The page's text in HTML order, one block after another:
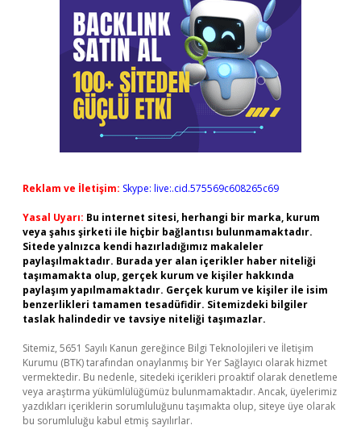
Reklam ve İletişim: Skype: live:.cid.575569c608265c69
Yasal Uyarı: Bu internet sitesi, herhangi bir marka, kurum
veya şahıs şirketi ile hiçbir bağlantısı bulunmamaktadır.
Sitede yalnızca kendi hazırladığımız makaleler
paylaşılmaktadır. Burada yer alan içerikler haber niteliği
taşımamakta olup, gerçek kurum ve kişiler hakkında
paylaşım yapılmamaktadır. Gerçek kurum ve kişiler ile isim
benzerlikleri tamamen tesadüfidir. Sitemizdeki bilgiler
taslak halindedir ve tavsiye niteliği taşımazlar.
Sitemiz, 5651 Sayılı Kanun gereğince Bilgi Teknolojileri ve İletişim
Kurumu (BTK) tarafından onaylanmış bir Yer Sağlayıcı olarak hizmet
vermektedir. Bu nedenle, sitedeki içerikleri proaktif olarak denetleme
veya araştırma yükümlülüğümüz bulunmamaktadır. Ancak, üyelerimiz
yazdıkları içeriklerin sorumluluğunu taşımakta olup, siteye üye olarak
bu sorumluluğu kabul etmiş sayılırlar.